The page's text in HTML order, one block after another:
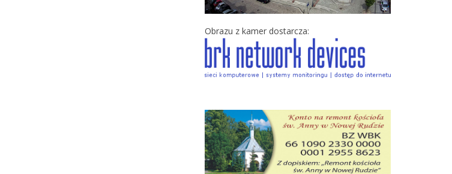
Obrazu z kamer dostarcza: